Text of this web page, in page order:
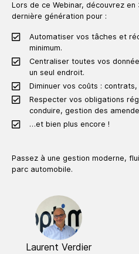
Lors de ce Webinar, découvrez
dernière génération pour :
Automatiser vos tâches et
minimum.
Centraliser toutes vos
un seul endroit.
Diminuer vos coûts :
Respecter vos obligations
conduire, gestion des
…et bien plus encore !
Passez à une gestion moderne,
parc automobile.
Laurent Verdier